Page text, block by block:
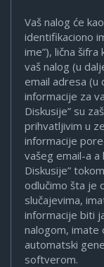
Vaš nalog će
identifikaciono
ime”), lična
vaš nalog (u
email adresa (u
informacije za
Diskusije” su
prihvatljivim u
informacije
vašeg email-a a
Diskusije”
odlučimo šta je
slučajevima,
informacije biti
nalogom, imate
automatski
softverom.